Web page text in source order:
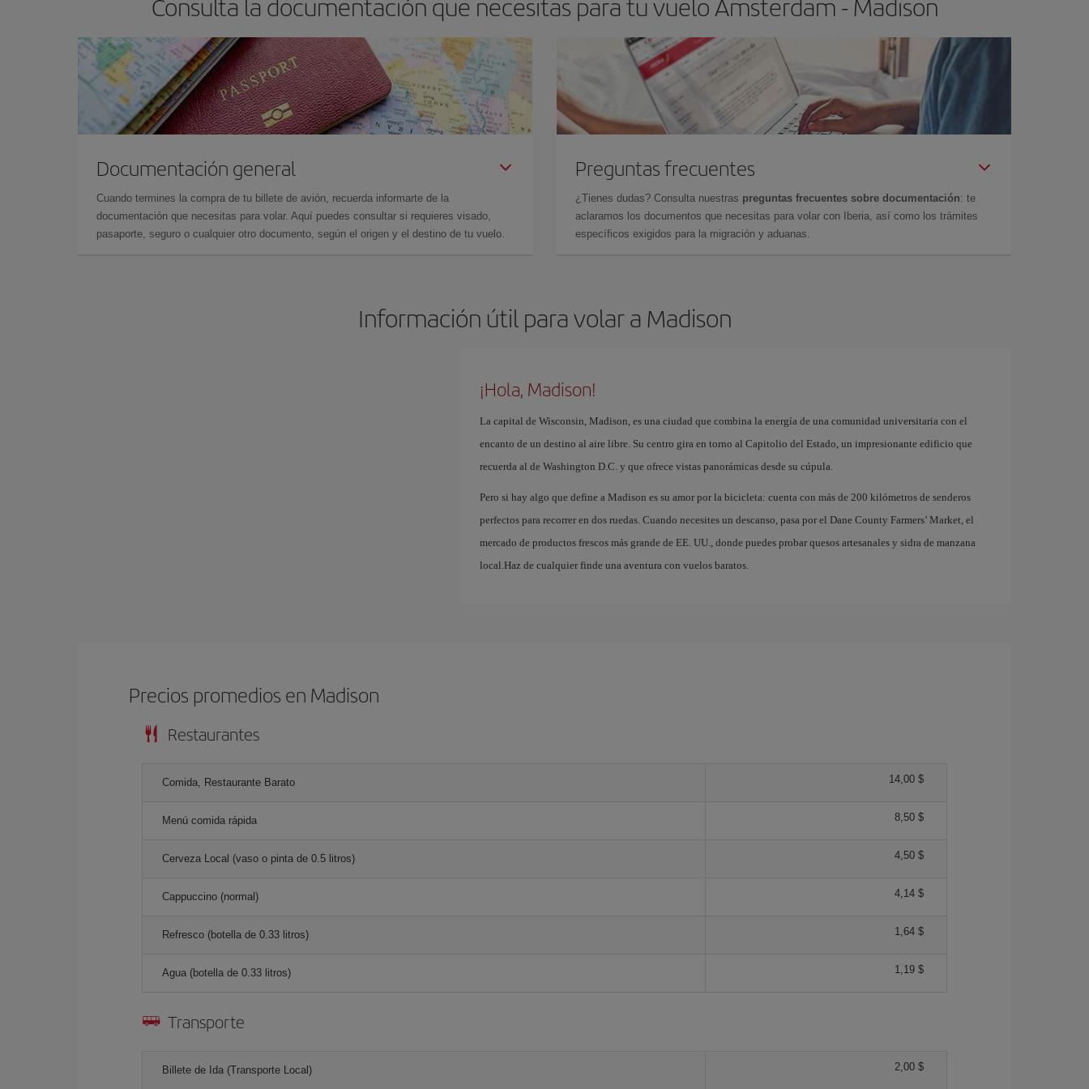
Documentación general
Cuando termines la compra de tu billete de avión, recuerda informarte de la
documentación que necesitas para volar. Aquí puedes consultar si requieres visado,
pasaporte, seguro o cualquier otro documento, según el origen y el destino de tu vuelo.
Preguntas frecuentes
¿Tienes dudas? Consulta nuestras preguntas frecuentes sobre documentación: te
aclaramos los documentos que necesitas para volar con Iberia, así como los trámites
específicos exigidos para la migración y aduanas.
Información útil para volar a Madison
¡Hola, Madison!
La capital de Wisconsin, Madison, es una ciudad que combina la energía de una comunidad universitaria con el
encanto de un destino al aire libre. Su centro gira en torno al Capitolio del Estado, un impresionante edificio que
recuerda al de Washington D.C. y que ofrece vistas panorámicas desde su cúpula.
Pero si hay algo que define a Madison es su amor por la bicicleta: cuenta con más de 200 kilómetros de senderos
perfectos para recorrer en dos ruedas. Cuando necesites un descanso, pasa por el Dane County Farmers’ Market, el
mercado de productos frescos más grande de EE. UU., donde puedes probar quesos artesanales y sidra de manzana
local.Haz de cualquier finde una aventura con vuelos baratos.
Precios promedios en Madison
Restaurantes
Comida, Restaurante Barato 14,00 $
Menú comida rápida 8,50 $
Cerveza Local (vaso o pinta de 0.5 litros) 4,50 $
Cappuccino (normal) 4,14 $
Refresco (botella de 0.33 litros) 1,64 $
Agua (botella de 0.33 litros) 1,19 $
Transporte
Billete de Ida (Transporte Local) 2,00 $